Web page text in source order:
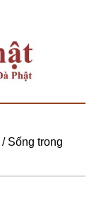
/Sống trong